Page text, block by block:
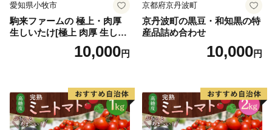
う5つの”かえる”にひっかけ、ネーミングしています。
農業は、温暖な気候を活かし、ミニトマトなど野菜を中
の伊勢エビ等を対象とした刺し網漁業とアワビ、トコブ
シ、海草等の採貝漁業がおこなわれ、沖合ではイサキ、
タイ等を対象とした一本釣りやイワシ等を対象とした敷
愛知県小牧市
駒来ファームの 極上・肉厚
生しいたけ[極上 肉厚 生しい
たけ 生シイタケ 生椎茸 安心
安全 国産 採れたて 新鮮 きの
10,000円
京都府京丹波町
京丹波町の黒豆・和知黒の特
産品詰め合わせ
10,000円